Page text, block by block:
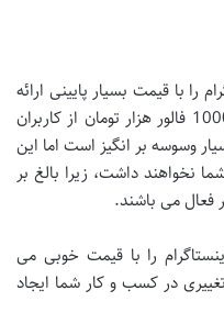
را با قیمت بسیار پایینی ارائه
می دهند. به عنوان مثال به ازای هر 1000 فالور هزار تومان از کاربران
وسوسه بر انگیز است اما این
نخواهند داشت، زیرا بالغ بر
را با قیمت خوبی می
تغییری در کسب و کار شما ایجاد